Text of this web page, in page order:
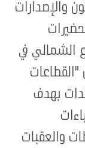
والإصدارات
الشمالي في
"القطاعات
بهدف
والعقبات